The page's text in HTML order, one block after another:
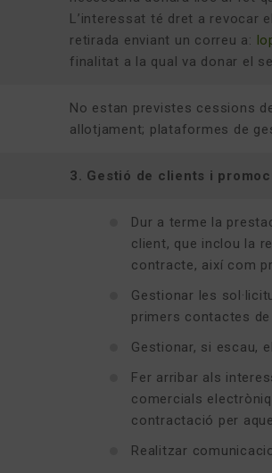
L’interessat té dret a revocar
retirada enviant un correu a:
finalitat a la qual va donar el
No estan previstes cessions
allotjament; plataformes de
3. Gestió de clients i
Dur a terme la
client, que inclou la
contracte, així com
Gestionar les
primers contactes
Gestionar, si escau,
Fer arribar als
comercials
contractació per
Realitzar